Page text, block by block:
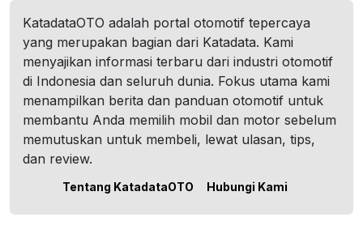
KatadataOTO adalah portal otomotif tepercaya
yang merupakan bagian dari Katadata. Kami
menyajikan informasi terbaru dari industri otomotif
di Indonesia dan seluruh dunia. Fokus utama kami
menampilkan berita dan panduan otomotif untuk
membantu Anda memilih mobil dan motor sebelum
memutuskan untuk membeli, lewat ulasan, tips,
dan review.
Tentang KatadataOTO Hubungi Kami